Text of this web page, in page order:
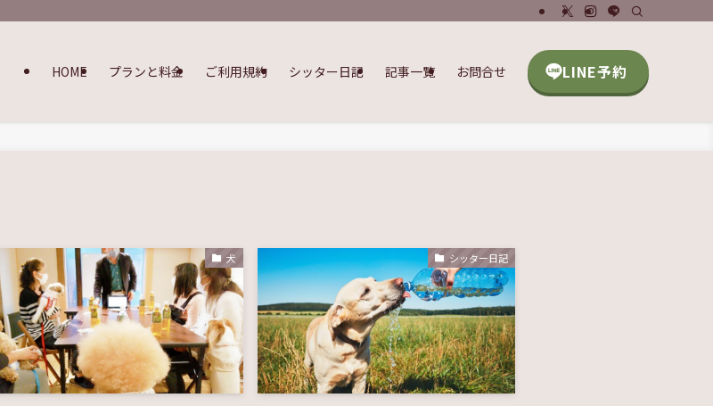
HOME プランと料金 ご利用規約 シッター日記 記事一覧 お問合せ LINE予約
犬 シッター日記